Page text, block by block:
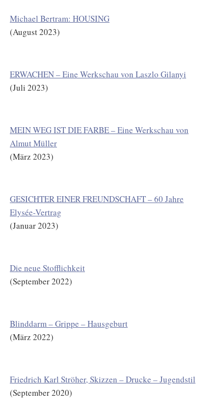
Michael Bertram: HOUSING
(August 2023)
ERWACHEN – Eine Werkschau von Laszlo Gilanyi
(Juli 2023)
MEIN WEG IST DIE FARBE – Eine Werkschau von
Almut Müller
(März 2023)
GESICHTER EINER FREUNDSCHAFT – 60 Jahre
Elysée-Vertrag
(Januar 2023)
Die neue Stofflichkeit
(September 2022)
Blinddarm – Grippe – Hausgeburt
(März 2022)
Friedrich Karl Ströher, Skizzen – Drucke – Jugendstil
(September 2020)